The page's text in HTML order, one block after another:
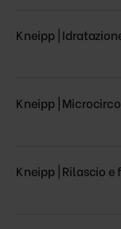
Kneipp |
Kneipp |
Kneipp | Rilascio